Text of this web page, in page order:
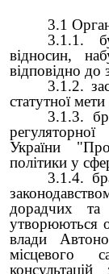
3.1
3.1.1.
відносин,
відповідно до
3.1.2.
статутної
3.1.3.
України
політики у
3.1.4.
дорадчих
утворюються
влади
місцевого